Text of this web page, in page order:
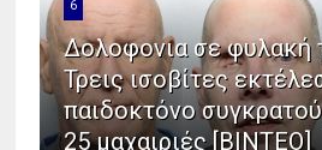
6
Δολοφονια σε φυλακή
Τρεις ισοβίτες
παιδοκτόνο
25 μαχαιριές [ΒΙΝΤΕΟ]